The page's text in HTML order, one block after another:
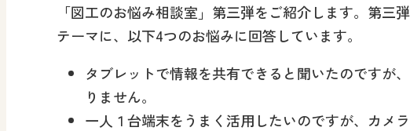
「図工のお悩み相談室」第三弾をご紹介します。第三
テーマに、以下4つのお悩みに回答しています。
タブレットで情報を共有できると聞いたのですが
りません。
一人１台端末をうまく活用したいのですが、カメ